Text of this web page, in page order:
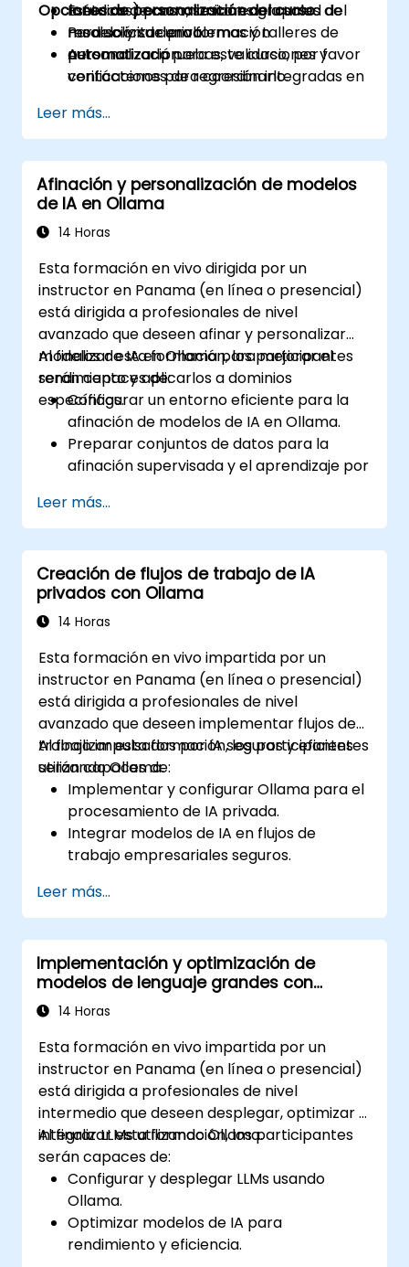
métricas) para monitorear la salud del
modelo y su deriva.
Automatizar pruebas, validaciones y
verificaciones de regresión integradas en
Estudios de caso, sesiones grupales de
resolución de problemas y talleres de
automatización.
Opciones de personalización del curso
Para solicitar una formación
personalizada para este curso, por favor
contáctenos para coordinarlo.
Leer más...
Afinación y personalización de modelos
de IA en Ollama
14 Horas
Esta formación en vivo dirigida por un
instructor en Panama (en línea o presencial)
está dirigida a profesionales de nivel
avanzado que deseen afinar y personalizar
modelos de IA en Ollama para mejorar el
rendimiento y aplicarlos a dominios
específicos.
Al finalizar esta formación, los participantes
serán capaces de:
Configurar un entorno eficiente para la
afinación de modelos de IA en Ollama.
Preparar conjuntos de datos para la
afinación supervisada y el aprendizaje por
Optimizar los modelos de IA en términos
de rendimiento, precisión y eficiencia.
Implementar modelos personalizados en
entornos de producción.
Evaluar las mejoras de los modelos y
garantizar su robustez.
Leer más...
Creación de flujos de trabajo de IA
privados con Ollama
14 Horas
Esta formación en vivo impartida por un
instructor en Panama (en línea o presencial)
está dirigida a profesionales de nivel
avanzado que deseen implementar flujos de
trabajo impulsados por IA seguros y eficientes
utilizando Ollama.
Al finalizar esta formación, los participantes
serán capaces de:
Implementar y configurar Ollama para el
procesamiento de IA privada.
Integrar modelos de IA en flujos de
trabajo empresariales seguros.
manteniendo la privacidad de los datos.
Automatizar procesos comerciales con
capacidades de IA on-premise.
Asegurar el cumplimiento de las políticas
de seguridad y gobernanza empresarial.
Leer más...
Implementación y optimización de
modelos de lenguaje grandes con
Ollama
14 Horas
Esta formación en vivo impartida por un
instructor en Panama (en línea o presencial)
está dirigida a profesionales de nivel
intermedio que deseen desplegar, optimizar e
integrar LLMs utilizando Ollama.
Al finalizar esta formación, los participantes
serán capaces de:
Configurar y desplegar LLMs usando
Ollama.
Optimizar modelos de IA para
rendimiento y eficiencia.